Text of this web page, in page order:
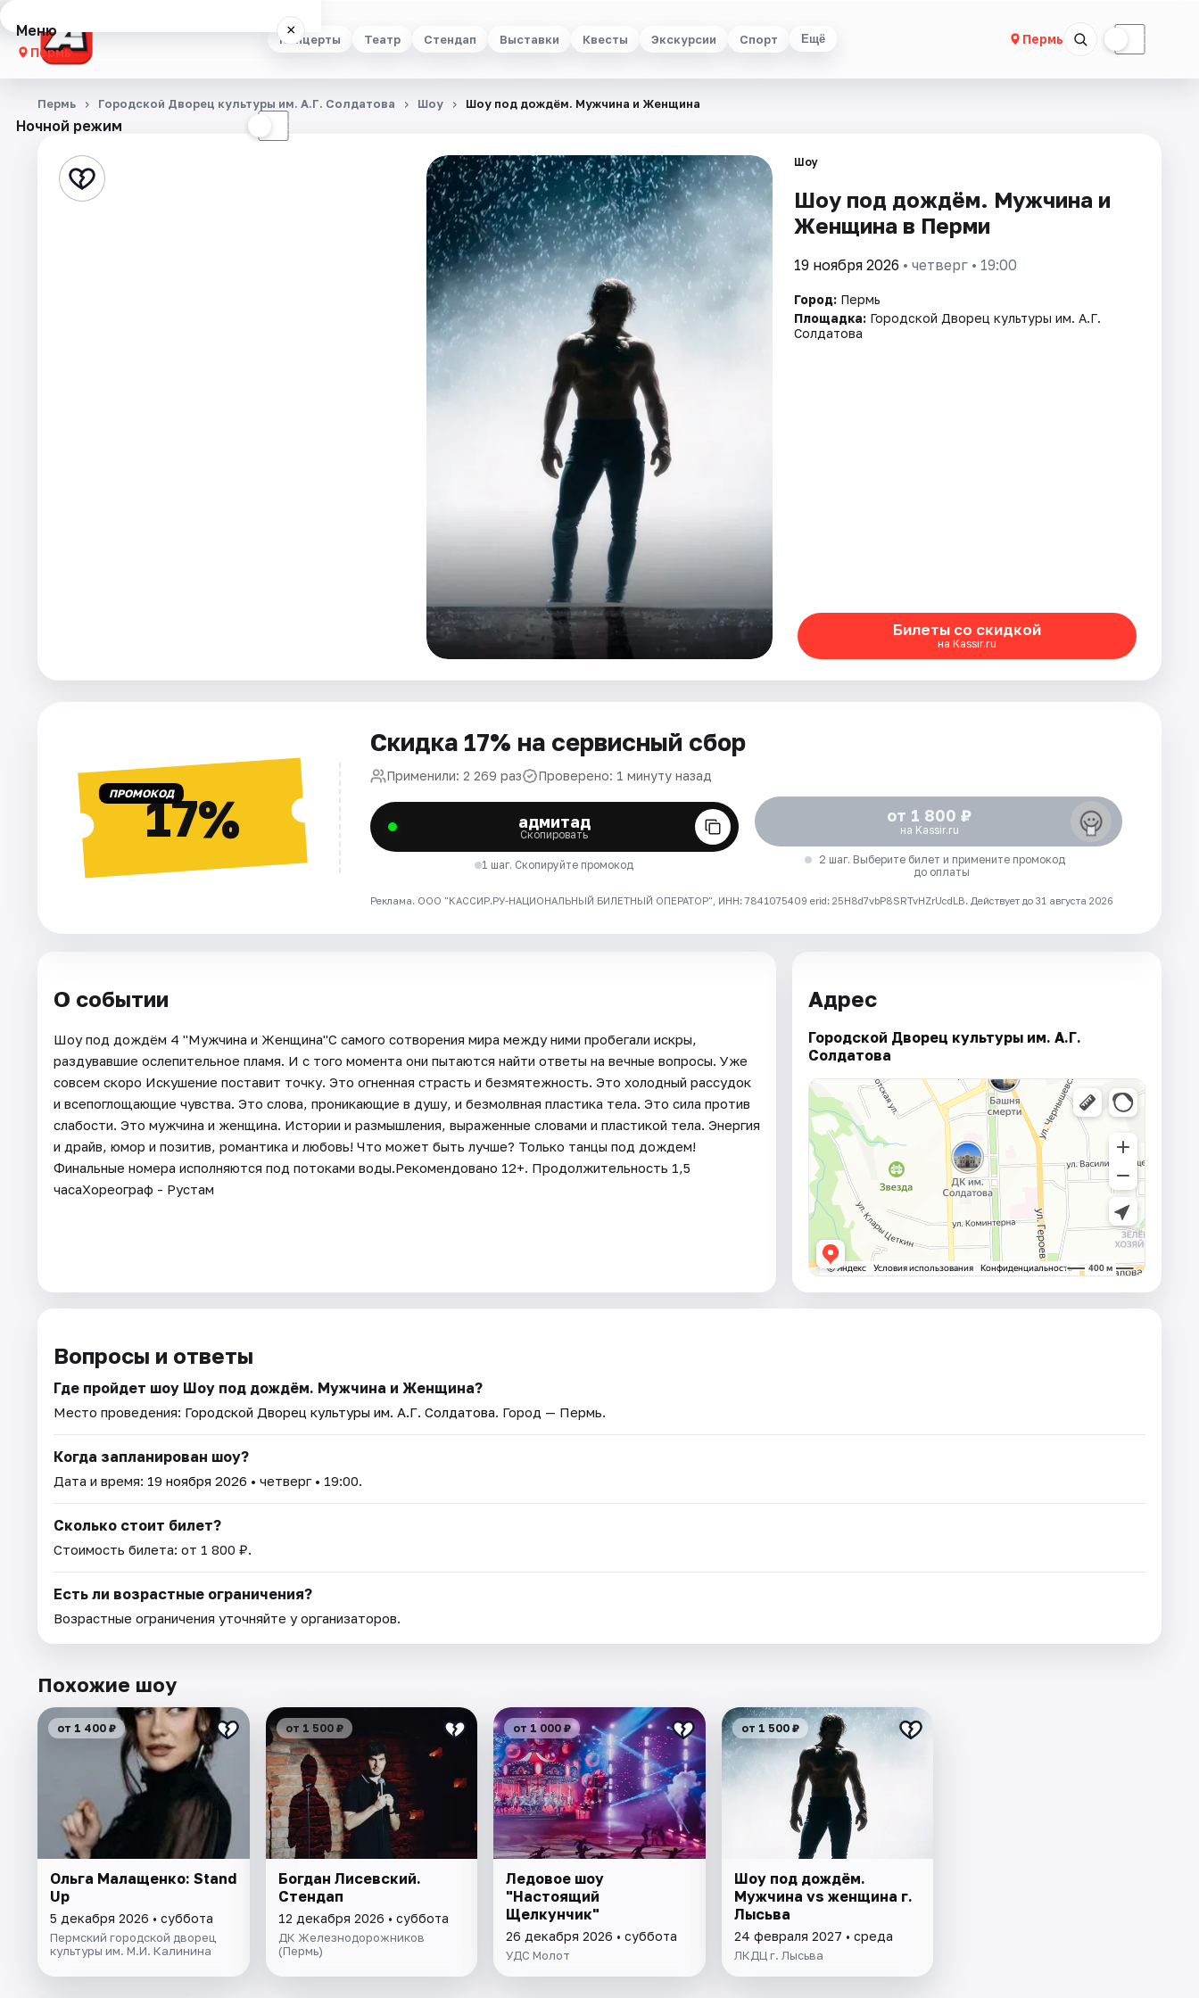
Концерты Театр Стендап Выставки Квесты Экскурсии Спорт Ещё Пермь ☾
Меню ×
Пермь
Концерты
Стендап
Ночной режим ☾
Пермь Городской Дворец культуры им. А.Г. Солдатова Шоу Шоу под дождём. Мужчина и Женщина
Шоу
Шоу под дождём. Мужчина и
Женщина в Перми
19 ноября 2026 • четверг • 19:00
Город: Пермь
Площадка: Городской Дворец культуры им. А.Г.
Солдатова
Билеты со скидкой
на Kassir.ru
ПРОМОКОД17%
Скидка 17% на сервисный сбор
Применили: 2 269 раз Проверено: 1 минуту назад
адмитад
Скопировать
1 шаг. Скопируйте промокод
от 1 800 ₽
на Kassir.ru
2 шаг. Выберите билет и примените промокод
до оплаты
Реклама. ООО "КАССИР.РУ-НАЦИОНАЛЬНЫЙ БИЛЕТНЫЙ ОПЕРАТОР", ИНН: 7841075409 erid: 25H8d7vbP8SRTvHZrUcdLB. Действует до 31 августа 2026
О событии
Шоу под дождём 4 "Мужчина и Женщина"С самого сотворения мира между ними пробегали искры,
раздувавшие ослепительное пламя. И с того момента они пытаются найти ответы на вечные вопросы. Уже
совсем скоро Искушение поставит точку. Это огненная страсть и безмятежность. Это холодный рассудок
и всепоглощающие чувства. Это слова, проникающие в душу, и безмолвная пластика тела. Это сила против
слабости. Это мужчина и женщина. Истории и размышления, выраженные словами и пластикой тела. Энергия
и драйв, юмор и позитив, романтика и любовь! Что может быть лучше? Только танцы под дождем!
Финальные номера исполняются под потоками воды.Рекомендовано 12+. Продолжительность 1,5
часаХореограф - Рустам
Адрес
Городской Дворец культуры им. А.Г.
Солдатова
Вопросы и ответы
Где пройдет шоу Шоу под дождём. Мужчина и Женщина?
Место проведения: Городской Дворец культуры им. А.Г. Солдатова. Город — Пермь.
Когда запланирован шоу?
Дата и время: 19 ноября 2026 • четверг • 19:00.
Сколько стоит билет?
Стоимость билета: от 1 800 ₽.
Есть ли возрастные ограничения?
Возрастные ограничения уточняйте у организаторов.
Похожие шоу
от 1 400 ₽
Ольга Малащенко: Stand
Up
5 декабря 2026 • суббота
Пермский городской дворец
культуры им. М.И. Калинина
от 1 500 ₽
Богдан Лисевский.
Стендап
12 декабря 2026 • суббота
ДК Железнодорожников
(Пермь)
от 1 000 ₽
Ледовое шоу
"Настоящий
Щелкунчик"
26 декабря 2026 • суббота
УДС Молот
от 1 500 ₽
Шоу под дождём.
Мужчина vs женщина г.
Лысьва
24 февраля 2027 • среда
ЛКДЦ г. Лысьва